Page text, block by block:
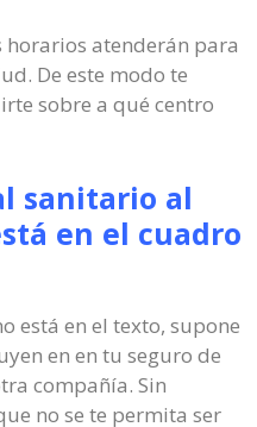
atenderán para
De este modo te
sobre a qué centro
sanitario al
en el cuadro
está en el texto, supone
en en tu seguro de
compañía. Sin
no se te permita ser